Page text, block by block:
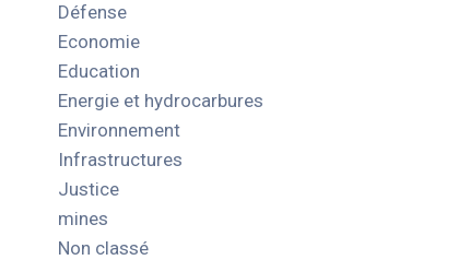
Défense
Economie
Education
Energie et hydrocarbures
Environnement
Infrastructures
Justice
mines
Non classé